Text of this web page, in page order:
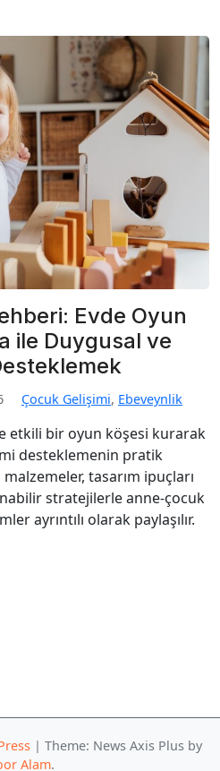
Evde Oyun
ile Duygusal ve
Çocuk Gelişimi, Ebeveynlik
etkili bir oyun köşesi kurarak
desteklemenin pratik
tasarım ipuçları
stratejilerle anne-çocuk
ayrıntılı olarak paylaşılır.
| Theme: News Axis Plus by
Alam.